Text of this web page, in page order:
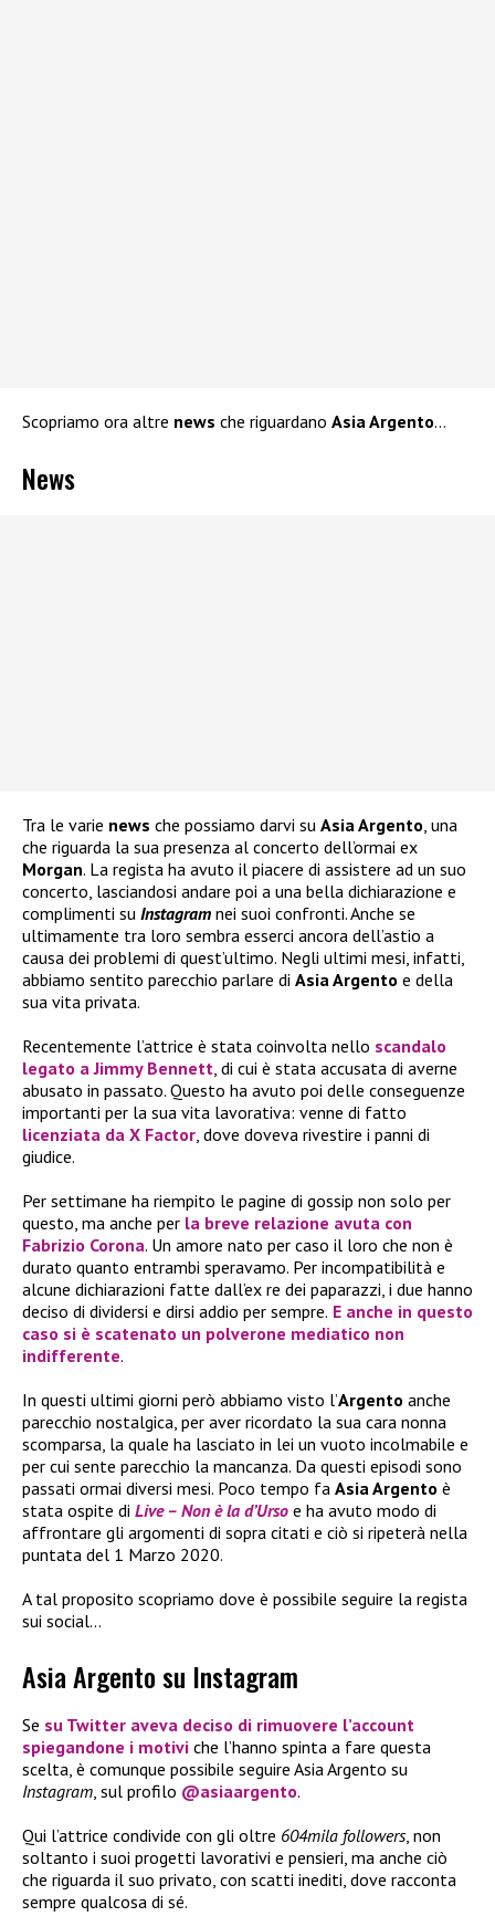
Scopriamo ora altre news che riguardano Asia Argento…
News
Tra le varie news che possiamo darvi su Asia Argento , una
che riguarda la sua presenza al concerto dell’ormai ex
Morgan. La regista ha avuto il piacere di assistere ad un suo
concerto, lasciandosi andare poi a una bella dichiarazione e
complimenti su Instagram nei suoi confronti. Anche se
ultimamente tra loro sembra esserci ancora dell’astio a
causa dei problemi di quest’ultimo. Negli ultimi mesi, infatti,
abbiamo sentito parecchio parlare di Asia Argento e della
sua vita privata.
Recentemente l’attrice è stata coinvolta nello scandalo
legato aJimmy Bennett , di cui è stata accusata di averne
abusato in passato. Questo ha avuto poi delle conseguenze
importanti per la sua vita lavorativa: venne di fatto
licenziata da X Factor , dove doveva rivestire i panni di
giudice.
Per settimane ha riempito le pagine di gossip non solo per
questo, ma anche per la breve relazione avuta con
Fabrizio Corona. Un amore nato per caso il loro che non è
durato quanto entrambi speravamo. Per incompatibilità e
alcune dichiarazioni fatte dall’ex re dei paparazzi, i due hanno
deciso di dividersi e dirsi addio per sempre. E anche in questo
caso si è scatenato un polverone mediatico non
indifferente.
In questi ultimi giorni però abbiamo visto l’Argento anche
parecchio nostalgica, per aver ricordato la sua cara nonna
scomparsa, la quale ha lasciato in lei un vuoto incolmabile e
per cui sente parecchio la mancanza. Da questi episodi sono
passati ormai diversi mesi. Poco tempo fa Asia Argento è
stata ospite di Live – Non è la d’Urso e ha avuto modo di
affrontare gli argomenti di sopra citati e ciò si ripeterà nella
puntata del 1 Marzo 2020.
A tal proposito scopriamo dove è possibile seguire la regista
sui social…
Asia Argento su Instagram
Se su Twitter aveva deciso di rimuovere l’account
spiegandone i motivi che l’hanno spinta a fare questa
scelta, è comunque possibile seguire Asia Argento su
Instagram, sul profilo @asiaargento.
Qui l’attrice condivide con gli oltre 604mila followers, non
soltanto i suoi progetti lavorativi e pensieri, ma anche ciò
che riguarda il suo privato, con scatti inediti, dove racconta
sempre qualcosa di sé.